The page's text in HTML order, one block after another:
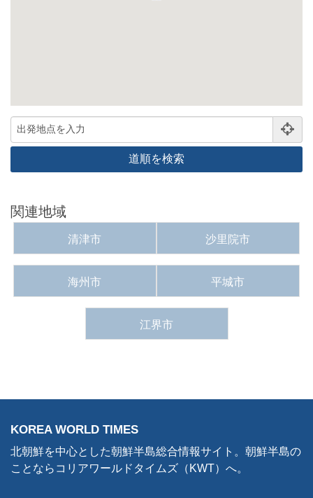
関連地域
清津市 沙里院市
海州市 平城市
江界市
KOREA WORLD TIMES
北朝鮮を中心とした朝鮮半島総合情報サイト。朝鮮半島の
ことならコリアワールドタイムズ（KWT）へ。